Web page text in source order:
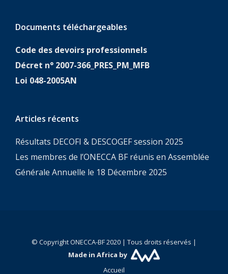
Documents téléchargeables
Code des devoirs professionnels
Décret n° 2007-366_PRES_PM_MFB
Loi 048-2005AN
Articles récents
Résultats DECOFI & DESCOGEF session 2025
Les membres de l’ONECCA BF réunis en Assemblée
Générale Annuelle le 18 Décembre 2025
© Copyright ONECCA-BF 2020 | Tous droits réservés |
Made in Africa by
Accueil